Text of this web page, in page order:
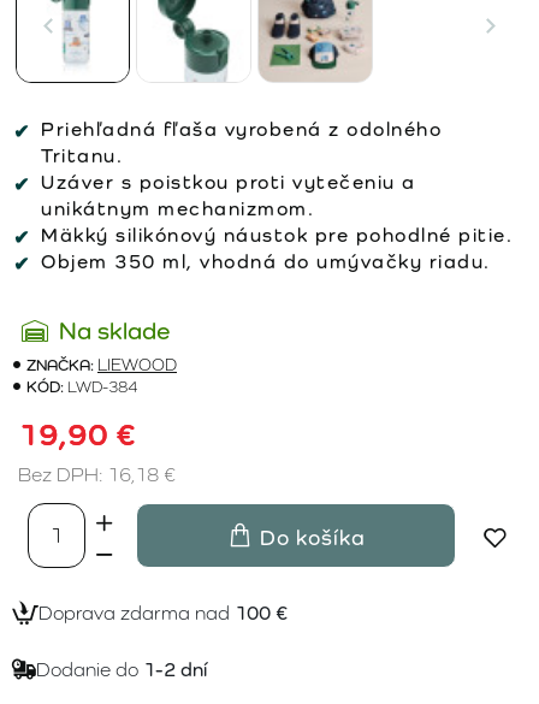
Priehľadná fľaša vyrobená z odolného
Tritanu.
Uzáver s poistkou proti vytečeniu a
unikátnym mechanizmom.
Mäkký silikónový náustok pre pohodlné pitie.
Objem 350 ml, vhodná do umývačky riadu.
Na sklade
ZNAČKA: LIEWOOD
KÓD: LWD-384
19,90 €
Bez DPH: 16,18 €
Do košíka
Doprava zdarma nad 100 €
Dodanie do 1-2 dní